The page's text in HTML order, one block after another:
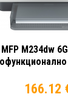
M234dw
166.12